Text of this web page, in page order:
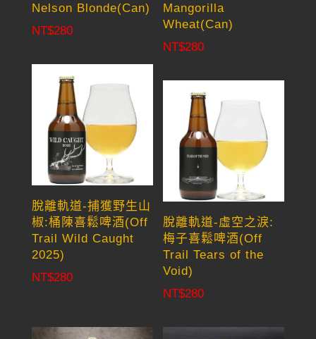
Nelson Blonde(Can)
NT$280
Mangorilla
Wheat(Can)
NT$280
脫離軌道-捕獲野生山
椒:桶陳喜鬆啤酒(Off
Trail Wild Caught
2025)
NT$280
脫離軌道-虛空之淚:
梅子喜鬆啤酒(Off
Trail Tears of the
Void)
NT$280